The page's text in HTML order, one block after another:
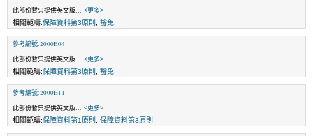
此部份暫只提供英文版 ... <更多>
相關範疇:保障資料第3原則 豁免
參考編號:2000E04
此部份暫只提供英文版 ... <更多>
相關範疇:保障資料第3原則 豁免
參考編號:2000E11
此部份暫只提供英文版 ... <更多>
相關範疇:保障資料第1原則 保障資料第3原則